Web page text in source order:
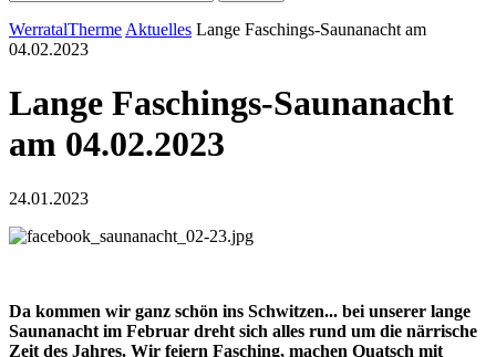
WerratalTherme Aktuelles Lange Faschings-Saunanacht am
04.02.2023
Lange Faschings-Saunanacht
am 04.02.2023
24.01.2023
Da kommen wir ganz schön ins Schwitzen... bei unserer lange
Saunanacht im Februar dreht sich alles rund um die närrische
Zeit des Jahres. Wir feiern Fasching, machen Quatsch mit